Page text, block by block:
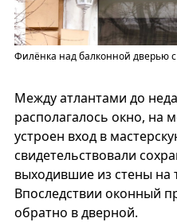
Филёнка над балконной дверью с
Между атлантами до
располагалось окно, на
устроен вход в
свидетельствовали
выходившие из стены на
Впоследствии оконный
обратно в дверной.